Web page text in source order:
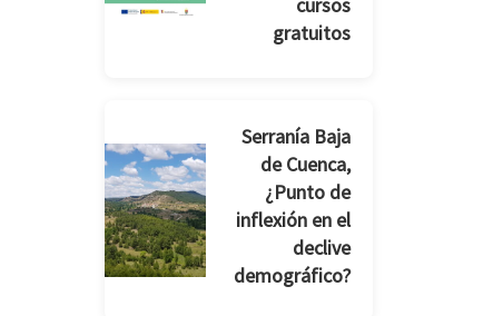
cursos
gratuitos
Serranía Baja
de Cuenca,
¿Punto de
inflexión en el
declive
demográfico?